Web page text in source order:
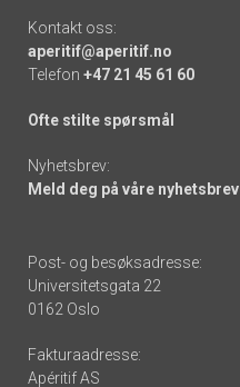
Kontakt oss:
aperitif@aperitif.no
Telefon +47 21 45 61 60
Ofte stilte spørsmål
Nyhetsbrev:
Meld deg på våre nyhetsbrev
Post- og besøksadresse:
Universitetsgata 22
0162 Oslo
Fakturaadresse:
Apéritif AS